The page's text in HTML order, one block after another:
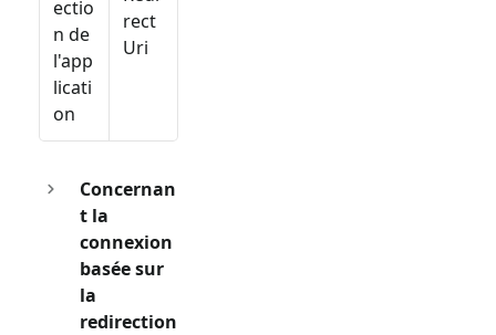
ectio
n de
l'app
licati
on
rect
Uri
Concernan
t la
connexion
basée sur
la
redirection